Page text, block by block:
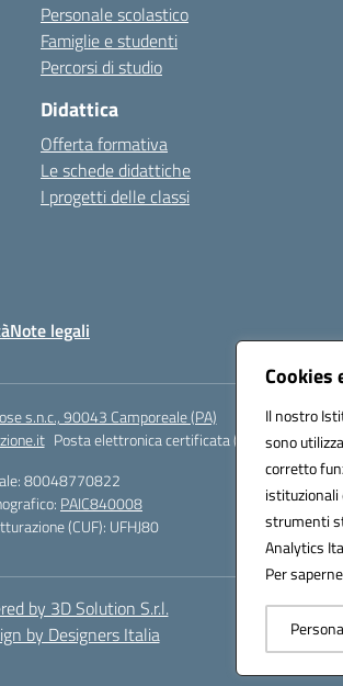
Il nostro
sono
corretto
istituzionali
strumenti
Analytics
Per
Personale scolastico
Famiglie e studenti
Percorsi di studio
Didattica
Offerta formativa
Le schede didattiche
I progetti delle classi
Note legali
s.n.c., 90043 Camporeale (PA)
Posta elettronica certificata (PEC):
80048770822
PAIC840008
(CUF): UFHJ80
by 3D Solution S.r.l.
by Designers Italia